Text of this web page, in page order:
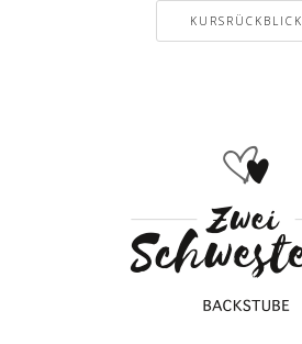
KURSRÜCKBLICK